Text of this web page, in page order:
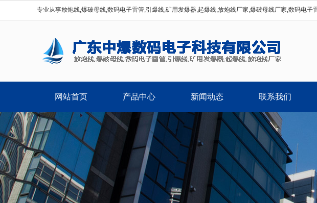
专业从事放炮线,爆破母线,数码电子雷管,引爆线,矿用发爆器,起爆线,放炮线厂家,爆破母线厂家,数码电
网站首页 产品中心 新闻动态 联系我们